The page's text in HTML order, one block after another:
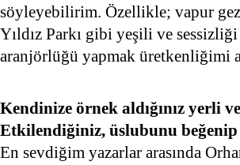
söyleyebilirim. Özellikle; vapur
Yıldız Parkı gibi yeşili ve
aranjörlüğü yapmak üretkenliğimi
Kendinize örnek aldığınız yerli
Etkilendiğiniz, üslubunu beğenip
En sevdiğim yazarlar arasında